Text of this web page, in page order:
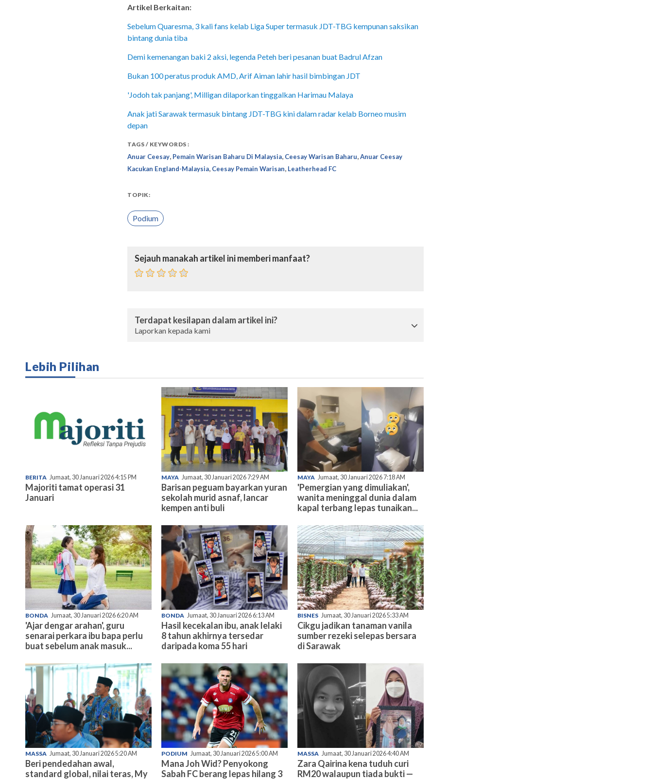
Artikel Berkaitan:
Sebelum Quaresma, 3 kali fans kelab Liga Super termasuk JDT-TBG kempunan saksikan
bintang dunia tiba
Demi kemenangan baki 2 aksi, legenda Peteh beri pesanan buat Badrul Afzan
Bukan 100 peratus produk AMD, Arif Aiman lahir hasil bimbingan JDT
'Jodoh tak panjang', Milligan dilaporkan tinggalkan Harimau Malaya
Anak jati Sarawak termasuk bintang JDT-TBG kini dalam radar kelab Borneo musim
depan
TAGS / KEYWORDS :
Anuar Ceesay, Pemain Warisan Baharu Di Malaysia, Ceesay Warisan Baharu,Anuar Ceesay
Kacukan England-Malaysia, Ceesay Pemain Warisan, Leatherhead FC
TOPIK:
Podium
Sejauh manakah artikel ini memberi manfaat?
Terdapat kesilapan dalam artikel ini?
Laporkan kepada kami
Lebih Pilihan
BERITA Jumaat, 30 Januari 2026 4:15 PM
Majoriti tamat operasi 31
Januari
MAYA Jumaat, 30 Januari 2026 7:29 AM
Barisan peguam bayarkan yuran
sekolah murid asnaf, lancar
kempen anti buli
MAYA Jumaat, 30 Januari 2026 7:18 AM
'Pemergian yang dimuliakan',
wanita meninggal dunia dalam
kapal terbang lepas tunaikan...
BONDA Jumaat, 30 Januari 2026 6:20 AM
'Ajar dengar arahan', guru
senarai perkara ibu bapa perlu
buat sebelum anak masuk...
BONDA Jumaat, 30 Januari 2026 6:13 AM
Hasil kecekalan ibu, anak lelaki
8 tahun akhirnya tersedar
daripada koma 55 hari
BISNES Jumaat, 30 Januari 2026 5:33 AM
Cikgu jadikan tanaman vanila
sumber rezeki selepas bersara
di Sarawak
MASSA Jumaat, 30 Januari 2026 5:20 AM
Beri pendedahan awal,
standard global, nilai teras, My
PODIUM Jumaat, 30 Januari 2026 5:00 AM
Mana Joh Wid? Penyokong
Sabah FC berang lepas hilang 3
MASSA Jumaat, 30 Januari 2026 4:40 AM
Zara Qairina kena tuduh curi
RM20 walaupun tiada bukti —